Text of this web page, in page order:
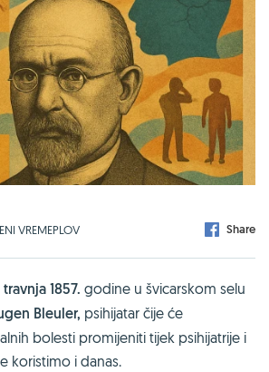
VREMEPLOV Share
1857. godine u švicarskom selu
Bleuler, psihijatar čije će
bolesti promijeniti tijek psihijatrije i
koristimo i danas.